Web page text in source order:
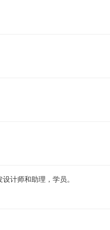
计师和助理，学员。